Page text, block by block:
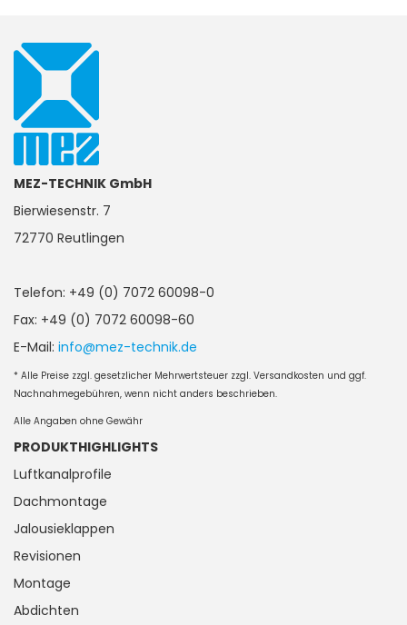
MEZ-TECHNIK GmbH
Bierwiesenstr. 7
72770 Reutlingen
Telefon: +49 (0) 7072 60098-0
Fax: +49 (0) 7072 60098-60
E-Mail: info@mez-technik.de
* Alle Preise zzgl. gesetzlicher Mehrwertsteuer zzgl. Versandkosten und ggf.
Nachnahmegebühren, wenn nicht anders beschrieben.
Alle Angaben ohne Gewähr
PRODUKTHIGHLIGHTS
Luftkanalprofile
Dachmontage
Jalousieklappen
Revisionen
Montage
Abdichten